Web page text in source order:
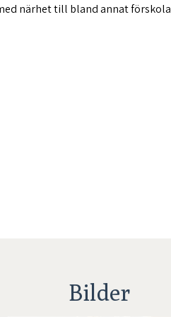
närhet till bland annat
Bilder